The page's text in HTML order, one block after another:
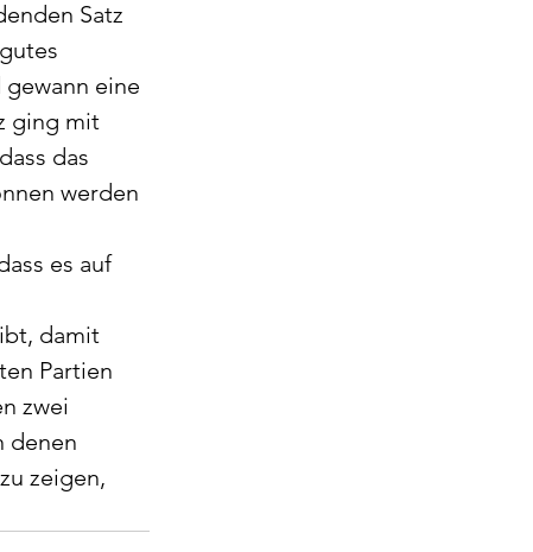
Satz
eine
ging mit
das
werden
es auf
damit
Partien
zwei
denen
zeigen,